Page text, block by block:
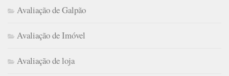
Avaliação de Galpão
Avaliação de Imóvel
Avaliação de loja